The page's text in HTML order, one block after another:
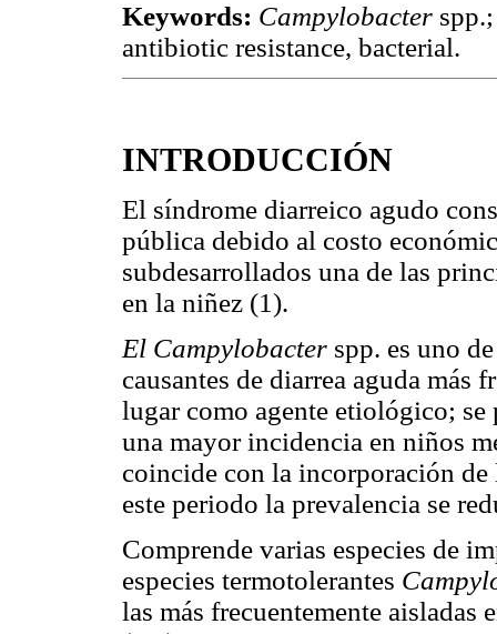
Keywords: Campylobacter
antibiotic resistance, bacterial.
INTRODUCCIÓN
El síndrome diarreico agudo
pública debido al costo
subdesarrollados una de las
en la niñez (1).
El Campylobacter spp. es uno
causantes de diarrea aguda más
lugar como agente etiológico; se
una mayor incidencia en niños
coincide con la incorporación
este periodo la prevalencia se
Comprende varias especies de
especies termotolerantes
las más frecuentemente aisladas